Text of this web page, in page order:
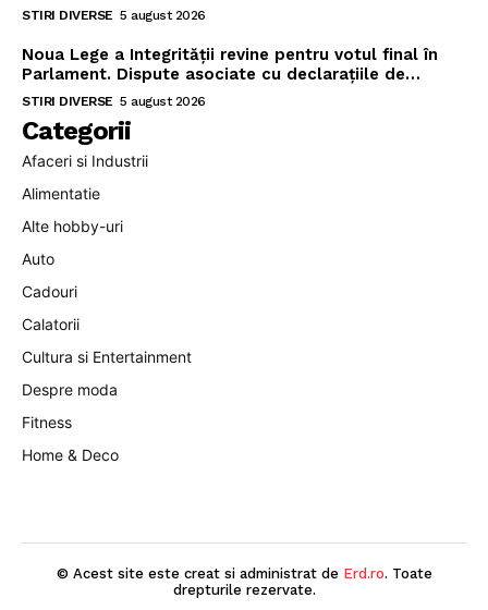
STIRI DIVERSE 5 august 2026
Noua Lege a Integrității revine pentru votul final în
Parlament. Dispute asociate cu declarațiile de…
STIRI DIVERSE 5 august 2026
Categorii
Afaceri si Industrii
Alimentatie
Alte hobby-uri
Auto
Cadouri
Calatorii
Cultura si Entertainment
Despre moda
Fitness
Home & Deco
© Acest site este creat si administrat de Erd.ro. Toate
drepturile rezervate.